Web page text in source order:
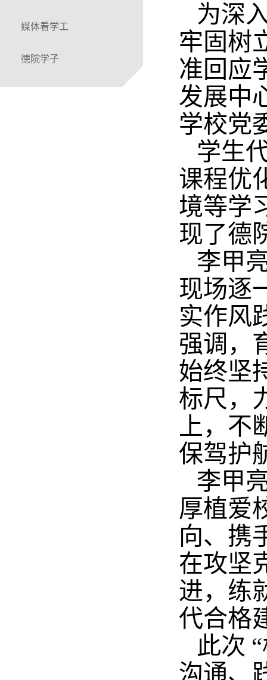
媒体看学工
德院学子
为深
牢固树
准回应
发展中
学校党
学生
课程优
境等学
现了德
李甲
现场逐
实作风
强调，
始终坚
标尺，
上，
保驾护
李甲
厚植爱
向、携
在攻坚
进，练
代合格
此次
沟通、